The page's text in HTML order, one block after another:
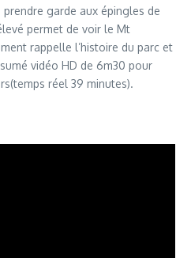
garde aux épingles de
permet de voir le Mt
rappelle l’histoire du parc et
vidéo HD de 6m30 pour
réel 39 minutes).